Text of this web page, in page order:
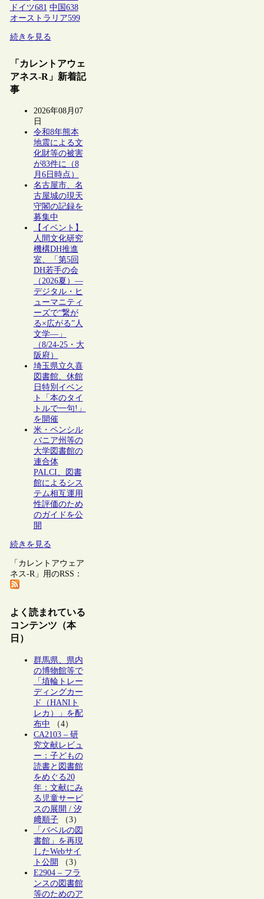
ドイツ681 中国638
オーストラリア599
続きを見る
「カレントアウェ
アネス-R」新着記
事
2026年08月07
日
令和8年熊本
地震による文
化財等の被害
が83件に（8
月6日時点）
名古屋市、名
古屋城の現天
守閣の記録を
募集中
【イベント】
人間文化研究
機構DH推進
室、「第5回
DH若手の会
（2026夏）―
デジタル・ヒ
ューマニティ
ーズで“繋が
る×広がる”人
文学―」
（8/24-25・大
阪府）
埼玉県立久喜
図書館、休館
日特別イベン
ト「本のタイ
トルで一句!」
を開催
米・ペンシル
バニア州等の
大学図書館の
連合体
PALCI、図書
館によるシス
テム相互運用
性評価のため
のガイドを公
開
続きを見る
「カレントアウェア
ネス-R」用のRSS：
よく読まれている
コンテンツ（本
日）
群馬県、県内
の博物館等で
「埴輪トレー
ディングカー
ド（HANIト
レカ）」を配
布中 （4）
CA2103 – 研
究文献レビュ
ー：子どもの
読書と図書館
をめぐる20
年：文献にみ
る児童サービ
スの展開 / 汐
﨑順子（3）
「バベルの図
書館」を再現
したWebサイ
ト公開
（3）
E2904 – フラ
ンスの図書館
等のためのア